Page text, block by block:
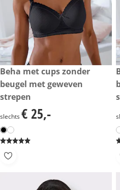
€ 25,-
Beha met cups zonder
beugel met geweven
strepen
€ 25,-
slechts € 25,-